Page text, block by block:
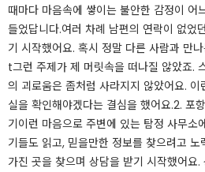
때마다 마음속에 쌓이는 불안한 감정이 어
들었답니다.​여러 차례 남편의 연락이 없었
기 시작했어요. 혹시 정말 다른 사람과 만
t그런 주제가 제 머릿속을 떠나질 않았죠.
의 괴로움은 좀처럼 사라지지 않았어요.
실을 확인해야겠다는 결심을 했어요.​2. 포
기이런 마음으로 주변에 있는 탐정 사무소
기들도 읽고, 믿을만한 정보를 찾으려고
가진 곳을 찾으며 상담을 받기 시작했어요